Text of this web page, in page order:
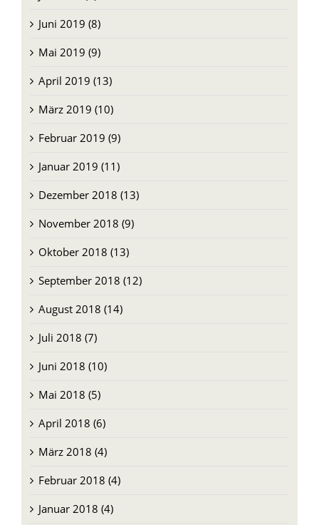
Juni 2019 (8)
Mai 2019 (9)
April 2019 (13)
März 2019 (10)
Februar 2019 (9)
Januar 2019 (11)
Dezember 2018 (13)
November 2018 (9)
Oktober 2018 (13)
September 2018 (12)
August 2018 (14)
Juli 2018 (7)
Juni 2018 (10)
Mai 2018 (5)
April 2018 (6)
März 2018 (4)
Februar 2018 (4)
Januar 2018 (4)